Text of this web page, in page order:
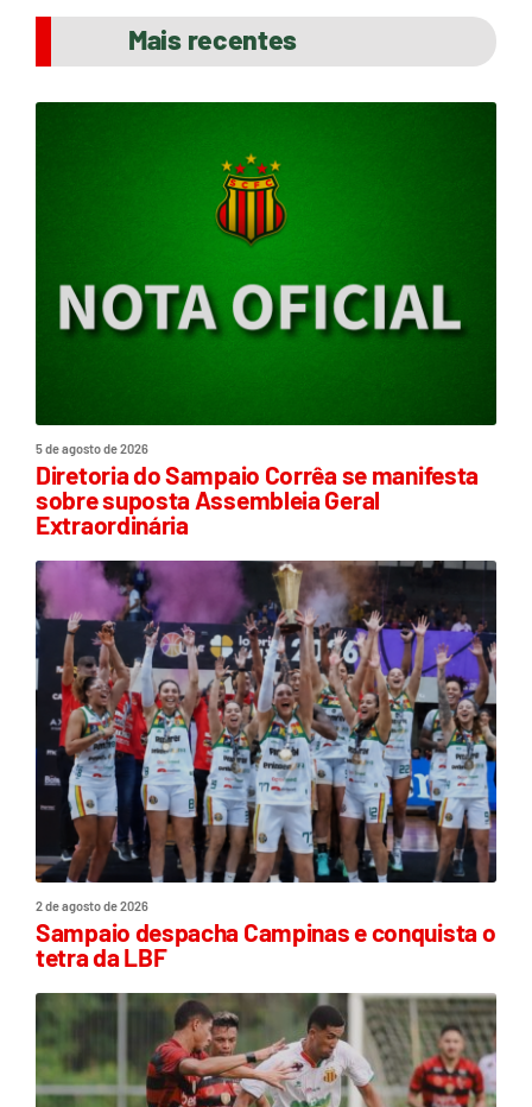
Mais recentes
5 de agosto de 2026
Diretoria do Sampaio Corrêa se manifesta
sobre suposta Assembleia Geral
Extraordinária
2 de agosto de 2026
Sampaio despacha Campinas e conquista o
tetra da LBF